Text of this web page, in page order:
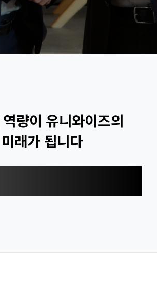
량이 유니와이즈의
미래가 됩니다